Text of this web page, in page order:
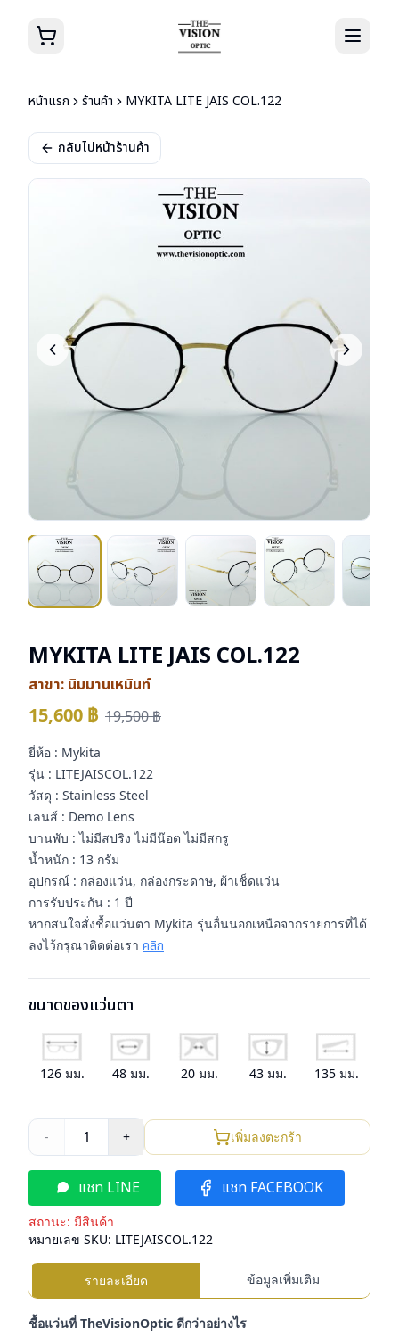
หน้าแรก ร้านค้า MYKITA LITE JAIS COL.122
กลับไปหน้าร้านค้า
MYKITA LITE JAIS COL.122
สาขา: นิมมานเหมินท์
15,600 ฿ 19,500฿
ยี่ห้อ : Mykita
รุ่น : LITEJAISCOL.122
วัสดุ : Stainless Steel
เลนส์ : Demo Lens
บานพับ : ไม่มีสปริง ไม่มีน๊อต ไม่มีสกรู
น้ำหนัก : 13 กรัม
อุปกรณ์ : กล่องแว่น, กล่องกระดาษ, ผ้าเช็ดแว่น
การรับประกัน : 1 ปี
หากสนใจสั่งชื้อแว่นตา Mykita รุ่นอื่นนอกเหนือจากรายการที่ได้
ลงไว้กรุณาติดต่อเรา คลิก
ขนาดของแว่นตา
126 มม. 48 มม. 20มม. 43มม. 135มม.
- 1 + เพิ่มลงตะกร้า
แชท LINE แชท FACEBOOK
สถานะ: มีสินค้า
หมายเลข SKU: LITEJAISCOL.122
รายละเอียด ข้อมูลเพิ่มเติม
ชื้อแว่นที่ TheVisionOptic ดีกว่าอย่างไร